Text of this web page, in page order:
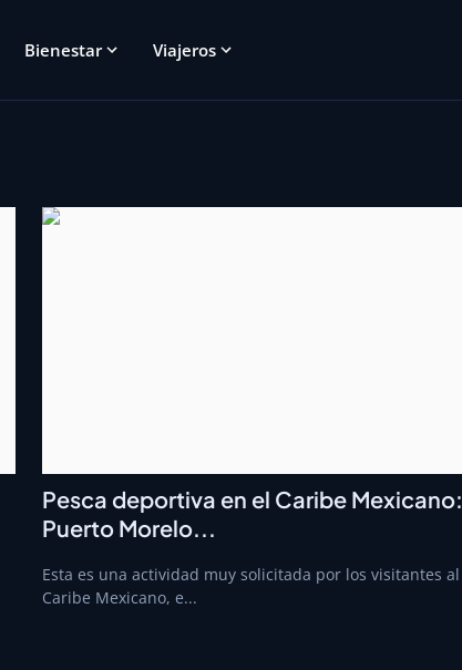
Bienestar Viajeros
Pesca deportiva en el Caribe Mexicano:
Puerto Morelo...
Esta es una actividad muy solicitada por los visitantes al
Caribe Mexicano, e...